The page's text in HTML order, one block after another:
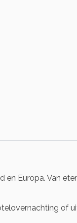
en Europa. Van
of